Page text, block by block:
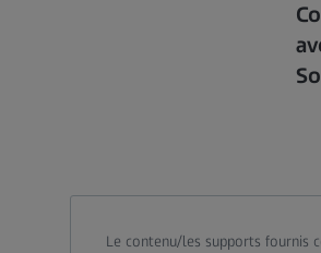
Le contenu/les supports fournis